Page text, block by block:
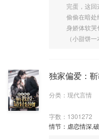
完蛋，这回
偷偷在暗处
身娇体软哭
（小甜饼一
独家偏爱：
分类：现代言情
字数：1301272
情节：虐恋情深,